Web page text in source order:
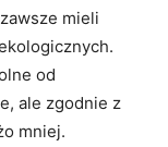
mieli
od
ale zgodnie z
mniej.